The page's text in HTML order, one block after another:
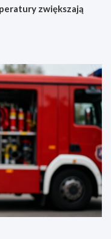
zwiększają